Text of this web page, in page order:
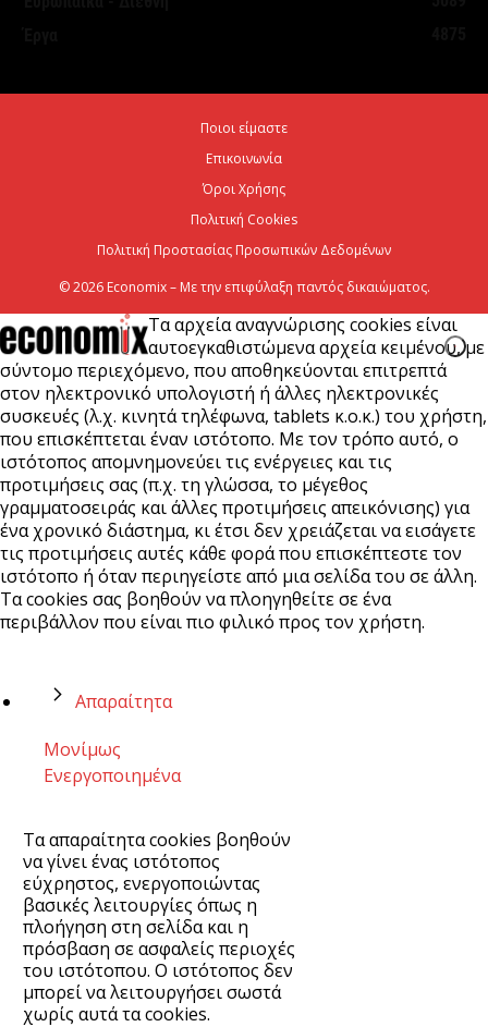
6 Αυγούστου 2026
CrediaBank: Στα 53,6 εκατ. ευρώ τα
επαναλαμβανόμενα λειτουργικά κέρδη
Ποιοι είμαστε
Επικοινωνία
Όροι Χρήσης
Πολιτική Cookies
Πολιτική Προστασίας Προσωπικών Δεδομένων
© 2026 Economix – Με την επιφύλαξη παντός δικαιώματος.
Τα αρχεία αναγνώρισης cookies είναι
αυτοεγκαθιστώμενα αρχεία κειμένου, με
σύντομο περιεχόμενο, που αποθηκεύονται επιτρεπτά
στον ηλεκτρονικό υπολογιστή ή άλλες ηλεκτρονικές
συσκευές (λ.χ. κινητά τηλέφωνα, tablets κ.ο.κ.) του χρήστη,
που επισκέπτεται έναν ιστότοπο. Με τον τρόπο αυτό, ο
ιστότοπος απομνημονεύει τις ενέργειες και τις
προτιμήσεις σας (π.χ. τη γλώσσα, το μέγεθος
γραμματοσειράς και άλλες προτιμήσεις απεικόνισης) για
ένα χρονικό διάστημα, κι έτσι δεν χρειάζεται να εισάγετε
τις προτιμήσεις αυτές κάθε φορά που επισκέπτεστε τον
ιστότοπο ή όταν περιηγείστε από μια σελίδα του σε άλλη.
Τα cookies σας βοηθούν να πλοηγηθείτε σε ένα
περιβάλλον που είναι πιο φιλικό προς τον χρήστη.
Απαραίτητα
Μονίμως
Ενεργοποιημένα
Τα απαραίτητα cookies βοηθούν
να γίνει ένας ιστότοπος
εύχρηστος, ενεργοποιώντας
βασικές λειτουργίες όπως η
πλοήγηση στη σελίδα και η
πρόσβαση σε ασφαλείς περιοχές
του ιστότοπου. Ο ιστότοπος δεν
μπορεί να λειτουργήσει σωστά
χωρίς αυτά τα cookies.